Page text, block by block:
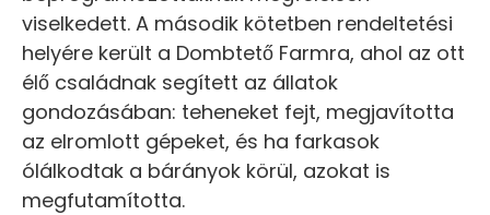
viselkedett. A második kötetben rendeltetési
helyére került a Dombtető Farmra, ahol az ott
élő családnak segített az állatok
gondozásában: teheneket fejt, megjavította
az elromlott gépeket, és ha farkasok
ólálkodtak a bárányok körül, azokat is
megfutamította.